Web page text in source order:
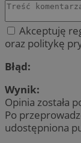
Akceptuję
oraz politykę
Błąd:
Wynik:
Opinia została
Po
udostępniona